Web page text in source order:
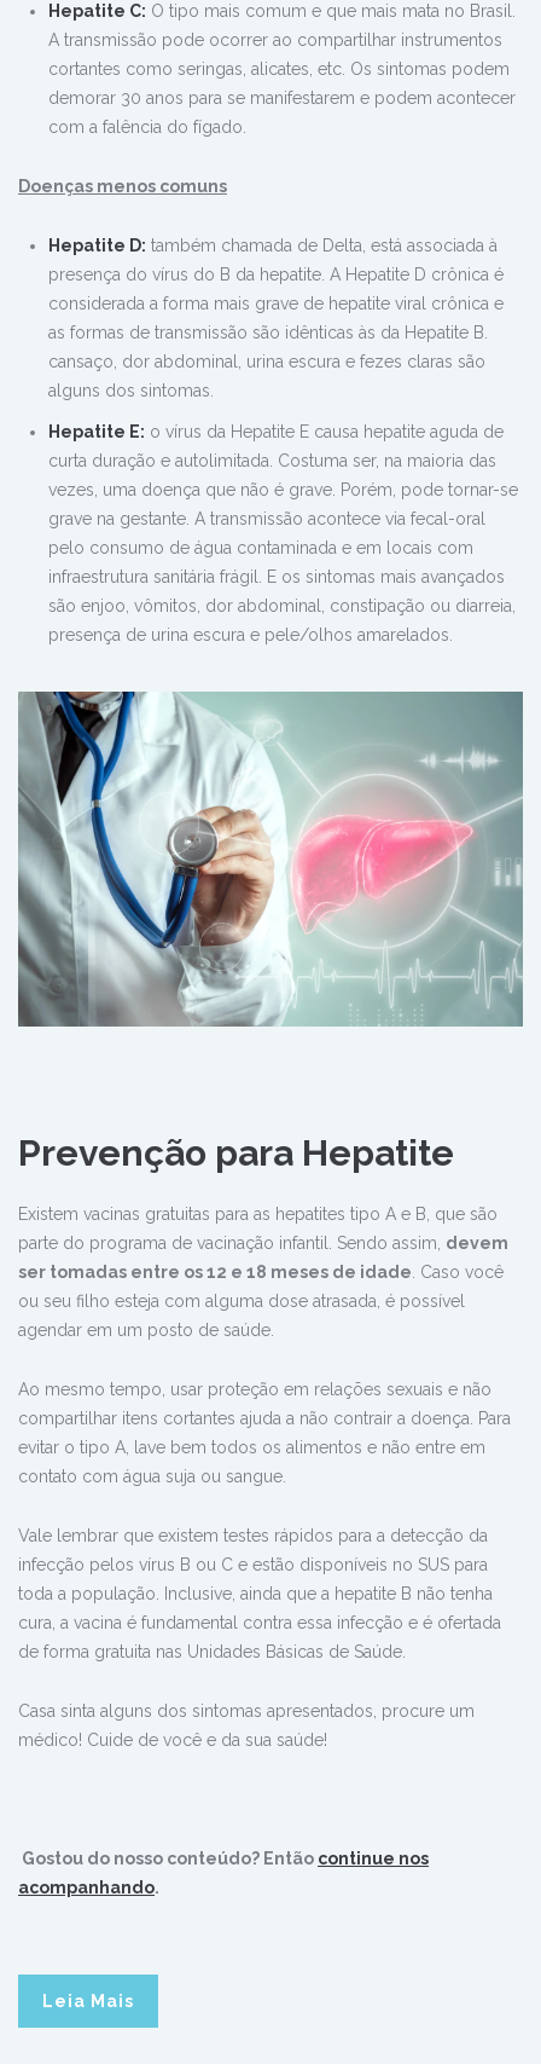
Hepatite C: O tipo mais comum e que mais mata no Brasil.
A transmissão pode ocorrer ao compartilhar instrumentos
cortantes como seringas, alicates, etc. Os sintomas podem
demorar 30 anos para se manifestarem e podem acontecer
com a falência do fígado.
Doenças menos comuns
Hepatite D: também chamada de Delta, está associada à
presença do vírus do B da hepatite. A Hepatite D crônica é
considerada a forma mais grave de hepatite viral crônica e
as formas de transmissão são idênticas às da Hepatite B.
cansaço, dor abdominal, urina escura e fezes claras são
alguns dos sintomas.
Hepatite E: o vírus da Hepatite E causa hepatite aguda de
curta duração e autolimitada. Costuma ser, na maioria das
vezes, uma doença que não é grave. Porém, pode tornar-se
grave na gestante. A transmissão acontece via fecal-oral
pelo consumo de água contaminada e em locais com
infraestrutura sanitária frágil. E os sintomas mais avançados
são enjoo, vômitos, dor abdominal, constipação ou diarreia,
presença de urina escura e pele/olhos amarelados.
Prevenção para Hepatite
Existem vacinas gratuitas para as hepatites tipo A e B, que são
parte do programa de vacinação infantil. Sendo assim, devem
ser tomadas entre os 12 e 18 meses de idade . Caso você
ou seu filho esteja com alguma dose atrasada, é possível
agendar em um posto de saúde.
Ao mesmo tempo, usar proteção em relações sexuais e não
compartilhar itens cortantes ajuda a não contrair a doença. Para
evitar o tipo A, lave bem todos os alimentos e não entre em
contato com água suja ou sangue.
Vale lembrar que existem testes rápidos para a detecção da
infecção pelos vírus B ou C e estão disponíveis no SUS para
toda a população. Inclusive, ainda que a hepatite B não tenha
cura, a vacina é fundamental contra essa infecção e é ofertada
de forma gratuita nas Unidades Básicas de Saúde.
Casa sinta alguns dos sintomas apresentados, procure um
médico! Cuide de você e da sua saúde!
Gostou do nosso conteúdo? Então continue nos
acompanhando.
Leia Mais